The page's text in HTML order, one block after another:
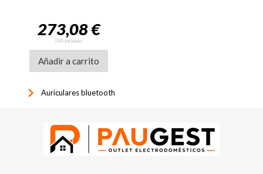
273,08 €
IVA incluido
Añadir a carrito
keyboard_arrow_right Auriculares bluetooth